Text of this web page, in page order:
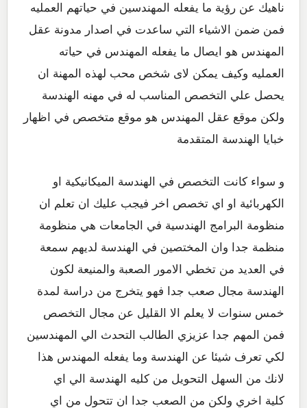
ناهيك عن رؤية ما يفعله المهندسين في حياتهم العمليه
فمن ضمن الاشياء التي ساعدت في اصدار مدونة عقل
المهندس هو ايصال ما يفعله المهندس في حياته
العمليه وكيف يمكن لاى شخص محب لهذه المهنة ان
يحصل علي التخصص المناسب له في مهنه الهندسة
ولكن موقع عقل المهندس هو موقع متخصص في اظهار
خبايا الهندسة المتقدمة
و سواء كانت التخصص في الهندسة الميكانيكية او
الكهربائية او اي تخصص اخر فيجب عليك ان تعلم ان
منظومة البرامج الهندسية في الجامعات هي منظومة
منظمة جدا وان المختصين في الهندسة لديهم سمعة
في العديد من تخطي الامور الصعبة والمنيعة لكون
الهندسة مجال صعب جدا فهو يتخرج من دراسة لمدة
خمس سنوات لا يعلم الا القليل عن مجال التخصص
فمن المهم جدا عزيزي الطالب التحدث الي المهندسين
لكي تعرف شيئا عن الهندسة وما يفعله المهندس هذا
لانك من السهل التحويل من كليه الهندسة الي اي
كلية اخري ولكن من الصعب جدا ان تتحول من اي